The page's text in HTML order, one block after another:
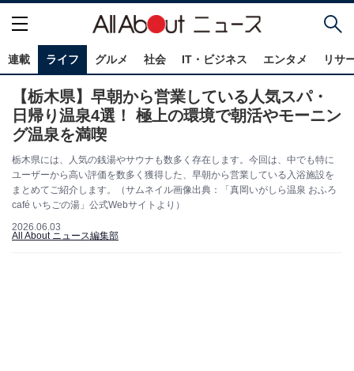
連載 ライフ グルメ 社会 IT・ビジネス エンタメ リサ
【栃木県】早朝から営業している人気スパ・
日帰り温泉4選！ 極上の環境で朝活やモーニン
グ温泉を満喫
栃木県には、人気の銭湯やサウナも数多く存在します。今回は、中でも特に
ユーザーから高い評価を数多く獲得した、早朝から営業している入浴施設を
まとめてご紹介します。（サムネイル画像出典：「真岡いがしら温泉 おふろ
café いちごの湯」公式Webサイトより）
2026.06.03
All About ニュース編集部